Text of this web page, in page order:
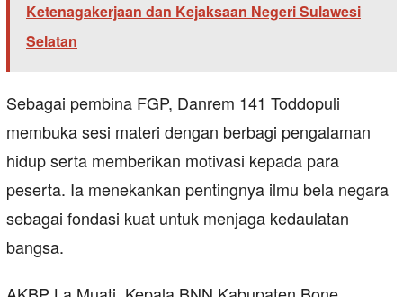
Ketenagakerjaan dan Kejaksaan Negeri Sulawesi
Selatan
Sebagai pembina FGP, Danrem 141 Toddopuli
membuka sesi materi dengan berbagi pengalaman
hidup serta memberikan motivasi kepada para
peserta. Ia menekankan pentingnya ilmu bela negara
sebagai fondasi kuat untuk menjaga kedaulatan
bangsa.